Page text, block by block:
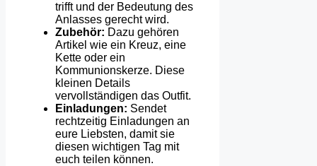
trifft und der Bedeutung des
Anlasses gerecht wird.
Zubehör: Dazu gehören
Artikel wie ein Kreuz, eine
Kette oder ein
Kommunionskerze. Diese
kleinen Details
vervollständigen das Outfit.
Einladungen: Sendet
rechtzeitig Einladungen an
eure Liebsten, damit sie
diesen wichtigen Tag mit
euch teilen können.